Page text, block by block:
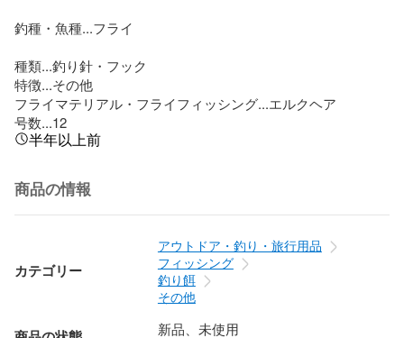
釣種・魚種...フライ
種類...釣り針・フック
特徴...その他
フライマテリアル・フライフィッシング...エルクヘア
号数...12
半年以上前
商品の情報
カテゴリー
アウトドア・釣り・旅行用品
フィッシング
釣り餌
その他
新品、未使用